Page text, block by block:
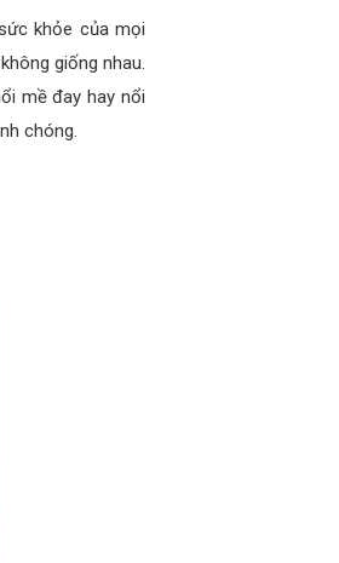
khỏe của mọi
giống nhau.
mề đay hay nổi
chóng.